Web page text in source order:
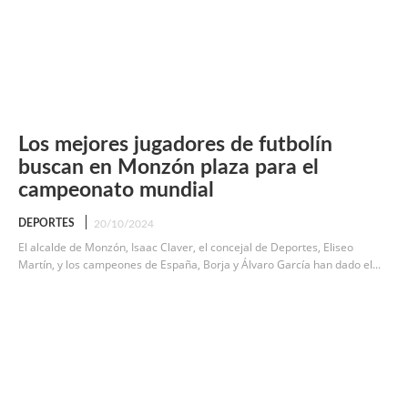
Los mejores jugadores de futbolín
buscan en Monzón plaza para el
campeonato mundial
DEPORTES 20/10/2024
El alcalde de Monzón, Isaac Claver, el concejal de Deportes, Eliseo
Martín, y los campeones de España, Borja y Álvaro García han dado el...